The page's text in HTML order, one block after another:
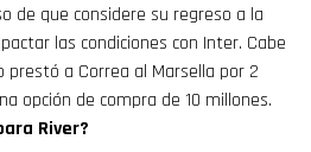
de que considere su regreso a la
las condiciones con Inter. Cabe
prestó a Correa al Marsella por 2
opción de compra de 10 millones.
River?